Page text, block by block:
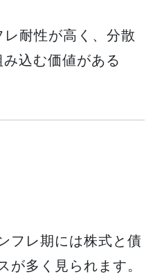
耐性が高く、分散
込む価値がある
フレ期には株式と債
が多く見られます。